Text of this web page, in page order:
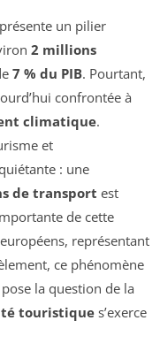
un pilier
2 millions
7 % du PIB. Pourtant,
confrontée à
climatique.
et
: une
de transport est
de cette
représentant
ce phénomène
la question de la
touristiques’exerce